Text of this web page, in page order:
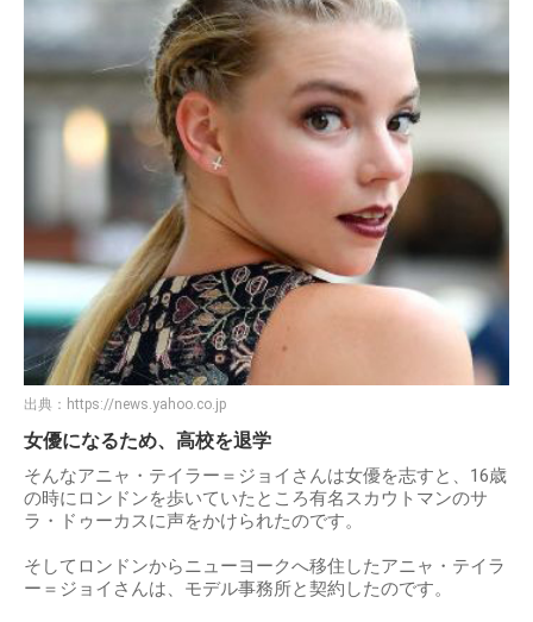
出典： https://news.yahoo.co.jp
女優になるため、高校を退学
そんなアニャ・テイラー＝ジョイさんは女優を志すと、16歳
の時にロンドンを歩いていたところ有名スカウトマンのサ
ラ・ドゥーカスに声をかけられたのです。
そしてロンドンからニューヨークへ移住したアニャ・テイラ
ー＝ジョイさんは、モデル事務所と契約したのです。